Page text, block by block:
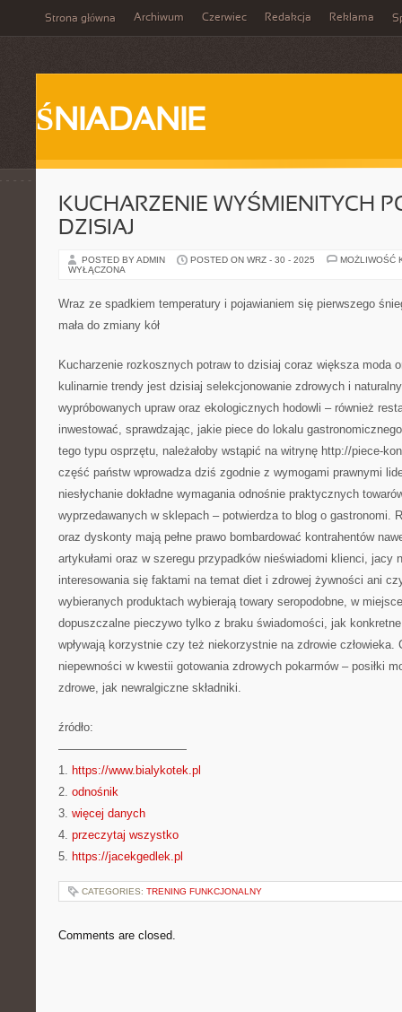
Strona główna Archiwum Czerwiec Redakcja Reklama
ŚNIADANIE
KUCHARZENIE WYŚMIENITYCH
DZISIAJ
POSTED BY ADMIN POSTED ON WRZ - 30 - 2025
MOŻLIWOŚĆ
WYŁĄCZONA
Wraz ze spadkiem temperatury i pojawianiem się pierwszego
mała do zmiany kół
Kucharzenie rozkosznych potraw to dzisiaj coraz większa moda
kulinarnie trendy jest dzisiaj selekcjonowanie zdrowych i
wypróbowanych upraw oraz ekologicznych hodowli – również
inwestować, sprawdzając, jakie piece do lokalu
tego typu osprzętu, należałoby wstąpić na witrynę http://piece-
część państw wprowadza dziś zgodnie z wymogami prawnymi
niesłychanie dokładne wymagania odnośnie praktycznych
wyprzedawanych w sklepach – potwierdza to blog o gastronomi.
oraz dyskonty mają pełne prawo bombardować kontrahentów
artykułami oraz w szeregu przypadków nieświadomi klienci, jacy
interesowania się faktami na temat diet i zdrowej żywności ani
wybieranych produktach wybierają towary seropodobne, w
dopuszczalne pieczywo tylko z braku świadomości, jak
wpływają korzystnie czy też niekorzystnie na zdrowie człowieka.
niepewności w kwestii gotowania zdrowych pokarmów – posiłki
zdrowe, jak newralgiczne składniki.
źródło:
———————————
1. https://www.bialykotek.pl
2. odnośnik
3. więcej danych
4. przeczytaj wszystko
5. https://jacekgedlek.pl
CATEGORIES: TRENING FUNKCJONALNY
Comments are closed.